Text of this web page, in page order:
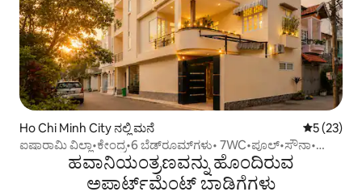
Ho Chi Minh City ನಲ್ಲಿ ಮನೆ 5 ರಲ್ಲಿ 5
5 (23)
ಐಷಾರಾಮಿ ವಿಲ್ಲಾ•ಕೇಂದ್ರ•6 ಬೆಡ್‌ರೂಮ್‌ಗಳು• 7WC•ಪೂಲ್•ಸೌನಾ•
ಹವಾನಿಯಂತ್ರಣವನ್ನು ಹೊಂದಿರುವ
ಅಪಾರ್ಟ್‌ಮೆಂಟ್‌ ಬಾಡಿಗೆಗಳು